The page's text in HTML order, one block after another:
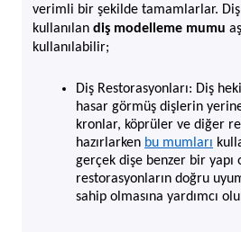
verimli bir şekilde tamamlarlar.
kullanılan diş modelleme mumu
kullanılabilir;
Diş Restorasyonları: Diş
hasar görmüş dişlerin
kronlar, köprüler ve diğer
hazırlarken bu mumları
gerçek dişe benzer bir
restorasyonların doğru
sahip olmasına yardımcı